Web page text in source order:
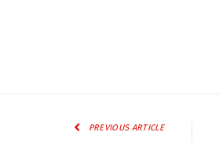
PREVIOUS ARTICLE